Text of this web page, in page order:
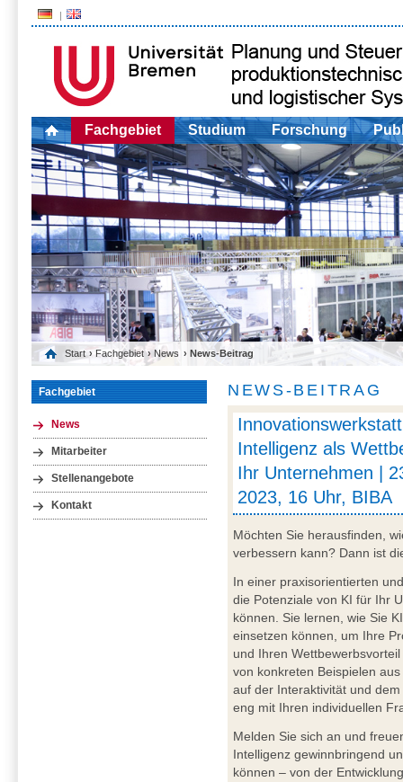
Fachgebiet Studium Forschung
Start › Fachgebiet › News › News-Beitrag
Fachgebiet
News
Mitarbeiter
Stellenangebote
Kontakt
NEWS-BEITRAG
Intelligenz als
Ihr Unternehmen |
2023, 16 Uhr, BIBA
Möchten Sie herausfinden,
verbessern kann? Dann ist
In einer praxisorientierten
die Potenziale von KI für Ihr
können. Sie lernen, wie Sie
einsetzen können, um Ihre
und Ihren
von konkreten Beispielen
auf der Interaktivität und
eng mit Ihren individuellen
Melden Sie sich an und
Intelligenz gewinnbringend
können – von der